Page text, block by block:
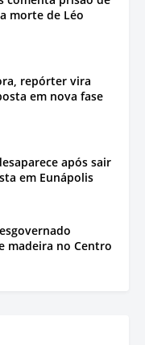
morte de Léo
repórter vira
em nova fase
após sair
em Eunápolis
madeira no Centro